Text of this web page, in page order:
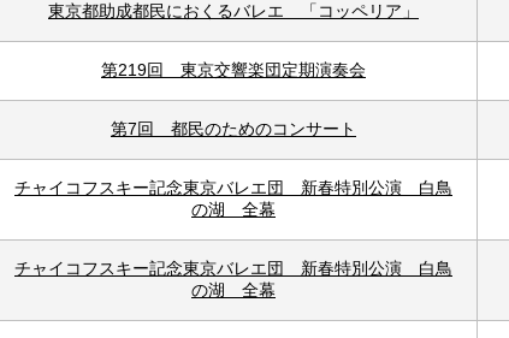
東京都助成都民におくるバレエ 「コッペリア」
第219回 東京交響楽団定期演奏会
第7回 都民のためのコンサート
チャイコフスキー記念東京バレエ団 新春特別公演 白鳥
の湖 全幕
チャイコフスキー記念東京バレエ団 新春特別公演 白鳥
の湖 全幕